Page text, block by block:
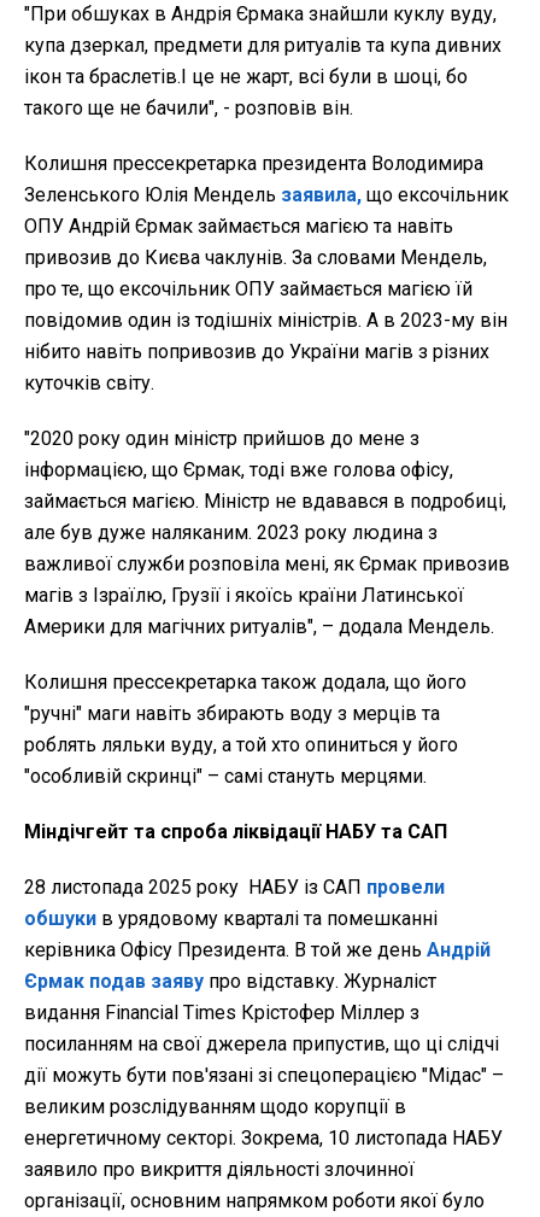
"При обшуках в Андрія Єрмака знайшли куклу вуду,
купа дзеркал, предмети для ритуалів та купа дивних
ікон та браслетів.І це не жарт, всі були в шоці, бо
такого ще не бачили", - розповів він.
Колишня прессекретарка президента Володимира
Зеленського Юлія Мендель заявила, що ексочільник
ОПУ Андрій Єрмак займається магією та навіть
привозив до Києва чаклунів. За словами Мендель,
про те, що ексочільник ОПУ займається магією їй
повідомив один із тодішніх міністрів. А в 2023-му він
нібито навіть попривозив до України магів з різних
куточків світу.
"2020 року один міністр прийшов до мене з
інформацією, що Єрмак, тоді вже голова офісу,
займається магією. Міністр не вдавався в подробиці,
але був дуже наляканим. 2023 року людина з
важливої служби розповіла мені, як Єрмак привозив
магів з Ізраїлю, Грузії і якоїсь країни Латинської
Америки для магічних ритуалів", – додала Мендель.
Колишня прессекретарка також додала, що його
"ручні" маги навіть збирають воду з мерців та
роблять ляльки вуду, а той хто опиниться у його
"особливій скринці" – самі стануть мерцями.
Міндічгейт та спроба ліквідації НАБУ та САП
28 листопада 2025 року НАБУ із САП провели
обшуки в урядовому кварталі та помешканні
керівника Офісу Президента. В той же день Андрій
Єрмак подав заяву про відставку. Журналіст
видання Financial Times Крістофер Міллер з
посиланням на свої джерела припустив, що ці слідчі
дії можуть бути пов'язані зі спецоперацією "Мідас" –
великим розслідуванням щодо корупції в
енергетичному секторі. Зокрема, 10 листопада НАБУ
заявило про викриття діяльності злочинної
організації, основним напрямком роботи якої було